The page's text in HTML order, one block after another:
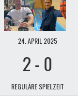
24. APRIL 2025
2- 0
REGULÄRE SPIELZEIT